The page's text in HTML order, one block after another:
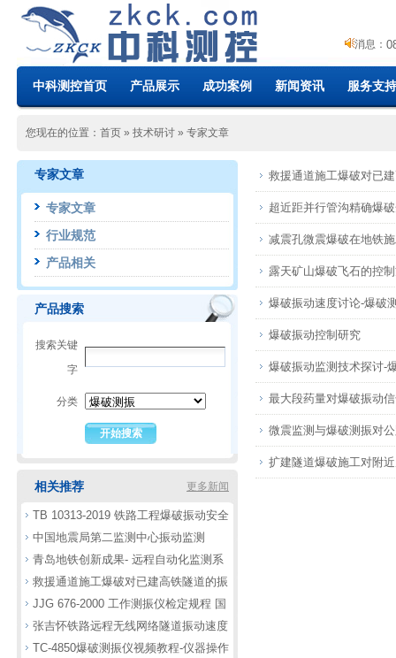
消息：
中科测控首页 产品展示 成功案例 新闻资讯 服务支持
您现在的位置： 首页 » 技术研讨 » 专家文章
专家文章
专家文章
行业规范
产品相关
产品搜索
搜索关键
字
分类
相关推荐 更多新闻
TB 10313-2019 铁路工程爆破振动安全
技术规程下载分析
中国地震局第二监测中心振动监测
青岛地铁创新成果- 远程自动化监测系
统
救援通道施工爆破对已建高铁隧道的振
动安全分析
JJG 676-2000 工作测振仪检定规程 国
家计量标准
张吉怀铁路远程无线网络隧道振动速度
监测
TC-4850爆破测振仪视频教程-仪器操作
救援通道施工爆破对已
超近距并行管沟精确爆
减震孔微震爆破在地铁
露天矿山爆破飞石的控
爆破振动速度讨论-爆破
爆破振动控制研究
爆破振动监测技术探讨-
最大段药量对爆破振动
微震监测与爆破测振对
扩建隧道爆破施工对附